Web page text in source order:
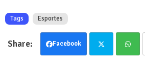
Tags Esportes
Facebook